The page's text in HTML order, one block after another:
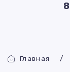
Главная